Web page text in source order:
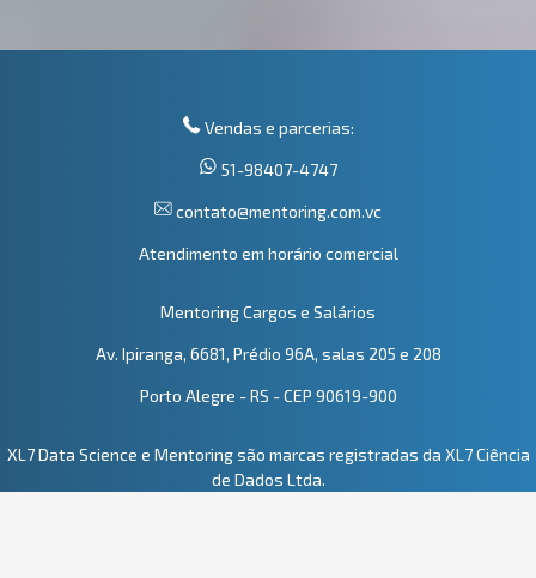
Vendas e parcerias:
51-98407-4747
contato@mentoring.com.vc
Atendimento em horário comercial
Mentoring Cargos e Salários
Av. Ipiranga, 6681, Prédio 96A, salas 205 e 208
Porto Alegre - RS - CEP 90619-900
XL7 Data Science e Mentoring são marcas registradas da XL7 Ciência
de Dados Ltda.